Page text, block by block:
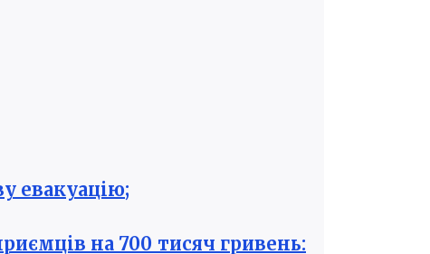
евакуацію;
на 700 тисяч гривень: